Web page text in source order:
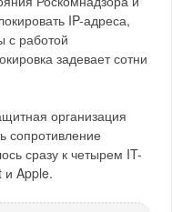
IP-адреса,
с работой
задевает сотни
организация
сопротивление
сразу к четырем IT-
и Apple.